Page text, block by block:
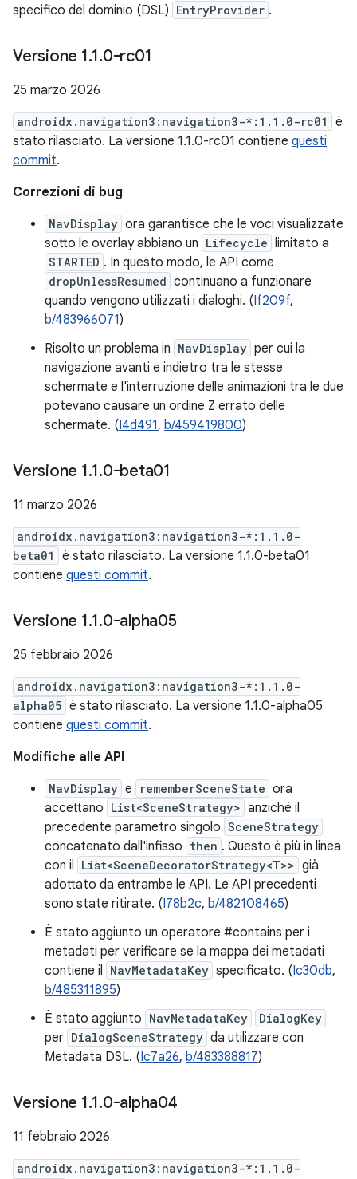
specifico del dominio (DSL) EntryProvider .
Versione 1.1.0-rc01
25 marzo 2026
androidx.navigation3:navigation3-*:1.1.0-rc01
è
stato rilasciato. La versione 1.1.0-rc01 contiene questi
commit.
Correzioni di bug
NavDisplay ora garantisce che le voci visualizzate
sotto le overlay abbiano un Lifecycle limitato a
STARTED . In questo modo, le API come
dropUnlessResumed continuano a funzionare
quando vengono utilizzati i dialoghi. (If209f,
b/483966071)
Risolto un problema in NavDisplay per cui la
navigazione avanti e indietro tra le stesse
schermate e l'interruzione delle animazioni tra le due
potevano causare un ordine Z errato delle
schermate. (I4d491, b/459419800)
Versione 1.1.0-beta01
11 marzo 2026
androidx.navigation3:navigation3-*:1.1.0-
beta01
è stato rilasciato. La versione 1.1.0-beta01
contiene questi commit.
Versione 1.1.0-alpha05
25 febbraio 2026
androidx.navigation3:navigation3-*:1.1.0-
alpha05 è stato rilasciato. La versione 1.1.0-alpha05
contiene questi commit.
Modifiche alle API
NavDisplay e rememberSceneState ora
accettano List<SceneStrategy> anziché il
precedente parametro singolo SceneStrategy
concatenato dall'infisso then . Questo è più in linea
con il List<SceneDecoratorStrategy<T>> già
adottato da entrambe le API. Le API precedenti
sono state ritirate. (I78b2c, b/482108465)
È stato aggiunto un operatore #contains per i
metadati per verificare se la mappa dei metadati
contiene il NavMetadataKey specificato. (Ic30db,
b/485311895)
È stato aggiunto NavMetadataKey DialogKey
per DialogSceneStrategy da utilizzare con
Metadata DSL. (Ic7a26, b/483388817)
Versione 1.1.0-alpha04
11 febbraio 2026
androidx.navigation3:navigation3-*:1.1.0-